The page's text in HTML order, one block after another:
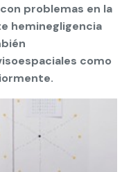
problemas en la
heminegligencia
como